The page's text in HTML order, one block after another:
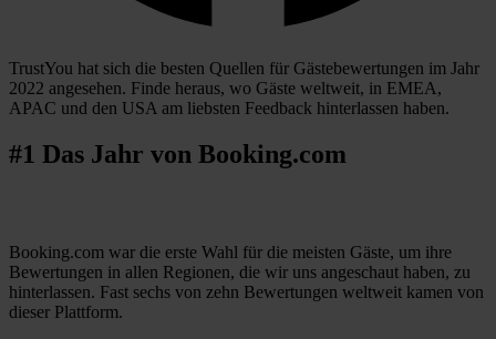
TrustYou hat sich die besten Quellen für Gästebewertungen im Jahr
2022 angesehen. Finde heraus, wo Gäste weltweit, in EMEA,
APAC und den USA am liebsten Feedback hinterlassen haben.
#1 Das Jahr von Booking.com
Booking.com war die erste Wahl für die meisten Gäste, um ihre
Bewertungen in allen Regionen, die wir uns angeschaut haben, zu
hinterlassen. Fast sechs von zehn Bewertungen weltweit kamen von
dieser Plattform.